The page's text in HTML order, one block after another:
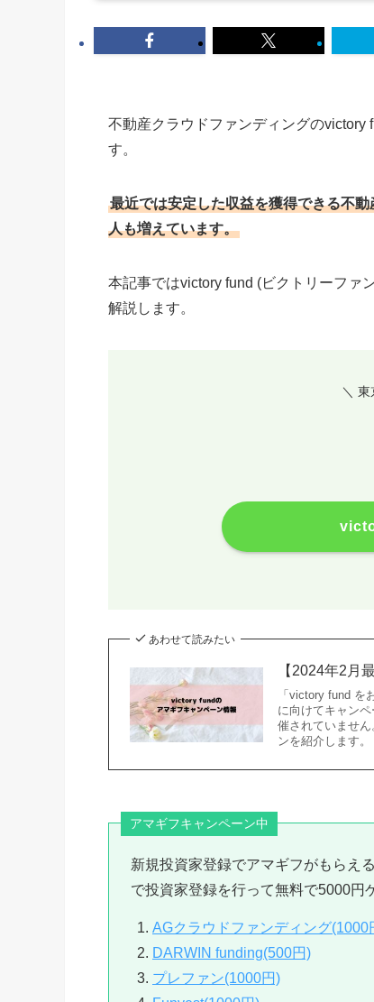
不動産クラウドファンディングの
す。
最近では安定した収益を獲得できる不
人も増えています。
本記事ではvictory fund (ビクトリーファ
解説します。
＼
あわせて読みたい
【2024年2月
「victory fund を
に向けてキャン
催されていませ
ンを紹介します。
アマギフキャンペーン中
新規投資家登録でアマギフがもらえ
で投資家登録を行って無料で5000円
AGクラウドファンディング(1000
DARWIN funding(500円)
プレファン(1000円)